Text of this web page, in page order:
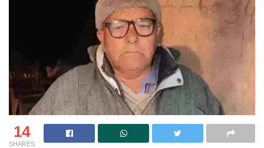
14
SHARES